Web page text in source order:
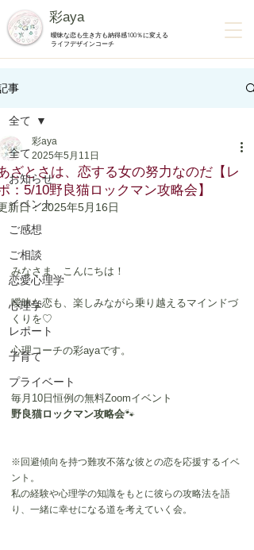
彩aya
曖昧な恋も生き方も納得感100％に変える
ライフデザインコーチ
事
全て
お知らせ
イベント
ご感想
ご相談
恋愛心理学
心理学
レポート
子育て
プライベート
全て
ざとさは、恋する女の努力なのだ【レ
：5/10野良猫ロックマン攻略会】
彩aya
2025年5月11日
新日：2025年5月16日
みなさま、こんにちは！
曖昧な恋も、楽しみながら乗り越えるマインドづ
くりを♡
心理コーチの彩ayaです。
毎月10日恒例の無料Zoomイベント
野良猫ロックマン攻略会🐾
※回避傾向を持つ難攻不落な彼との恋を応援するイベ
ント。
私の経験や心理学の知識をもとに彼らの攻略法を語
り、一緒に幸せになる道を考えていく会。